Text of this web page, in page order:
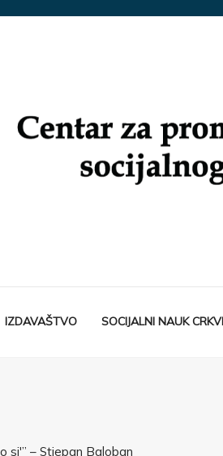
IZDAVAŠTVO SOCIJALNI NAUK
si'” – Stjepan Baloban